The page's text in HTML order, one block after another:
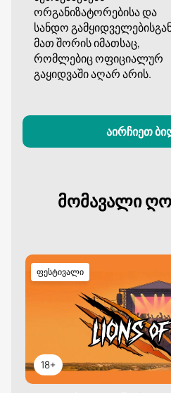
შეძენა 15 დეკემბერს
შეგიძლიათ ჩვენს ვებ-
მოსახერხებელი და
შესაძლებლობა დატკბეთ
ყველაზე ნათელი და
მოთხოვნა და მიიღეთ
უსოვიჩის სტენდ-აპ
ორგანიზატორებისა და
სანდო
მათ შორის იმათსაც,
რომლებიც ოფიციალურ
გაყიდვაში აღარ არის.
აირჩიეთ
მომავალი
18+
ფესტივალი